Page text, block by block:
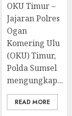
OKU Timur –
Jajaran Polres
Ogan
Komering Ulu
(OKU) Timur,
Polda Sumsel
mengungkap...
READ MORE